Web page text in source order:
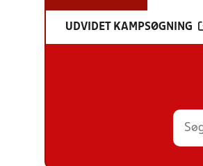
UDVIDET KAMPSØGNING